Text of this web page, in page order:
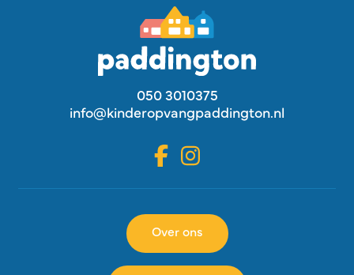
050 3010375
info@kinderopvangpaddington.nl
Over ons